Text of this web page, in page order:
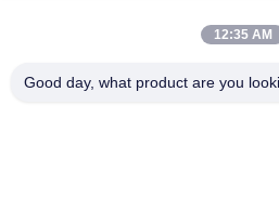
12:35 AM
Good day, what product are you